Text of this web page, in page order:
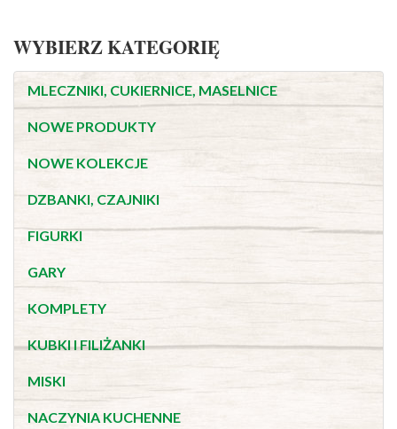
WYBIERZ KATEGORIĘ
MLECZNIKI, CUKIERNICE, MASELNICE
NOWE PRODUKTY
NOWE KOLEKCJE
DZBANKI, CZAJNIKI
FIGURKI
GARY
KOMPLETY
KUBKI I FILIŻANKI
MISKI
NACZYNIA KUCHENNE